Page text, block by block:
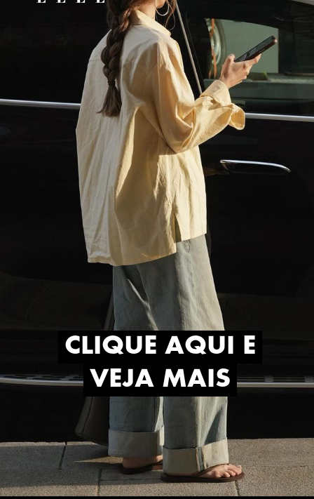
CLIQUE AQUI E
VEJA MAIS
CLIQUE AQUI E
VEJA MAIS